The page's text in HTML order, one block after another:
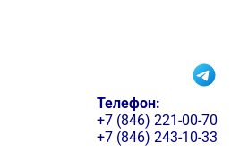
Телефон:
+7 (846) 221-00-70
+7 (846) 243-10-33